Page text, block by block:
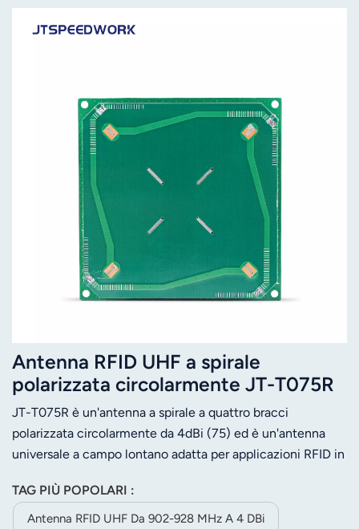
Antenna RFID UHF a spirale
polarizzata circolarmente JT-T075R
da 4 dBi, 860-960 MHz.
JT-T075R è un'antenna a spirale a quattro bracci
polarizzata circolarmente da 4dBi (75) ed è un'antenna
universale a campo lontano adatta per applicazioni RFID in
guadagno, bassa onda stazionaria, buona simmetria della
direzione e basso rapporto assiale. Può essere facilmente
TAG PIÙ POPOLARI :
Antenna RFID UHF Da 902-928 MHz A 4 DBi